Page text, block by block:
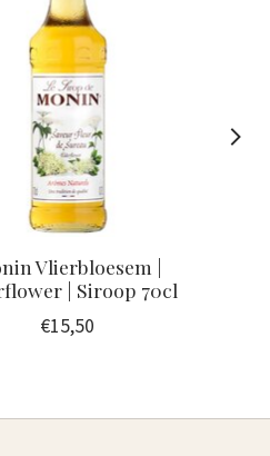
Vlierbloesem |
| Siroop 70cl
€15,50